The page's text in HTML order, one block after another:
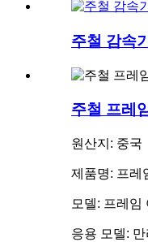
주철 감속
주철 프레
원산지: 중국
제품명: 프레
모델: 프레임
응용 모델: